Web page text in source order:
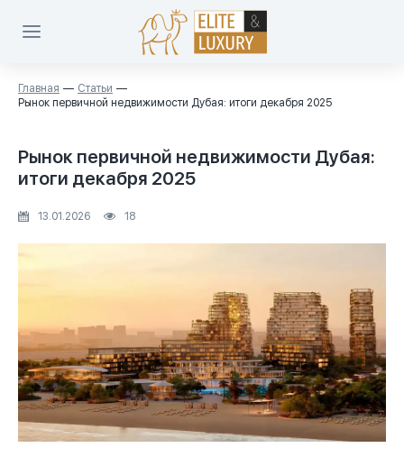
Главная
Статьи
Рынок первичной недвижимости Дубая: итоги декабря 2025
Рынок первичной недвижимости Дубая:
итоги декабря 2025
13.01.2026 18